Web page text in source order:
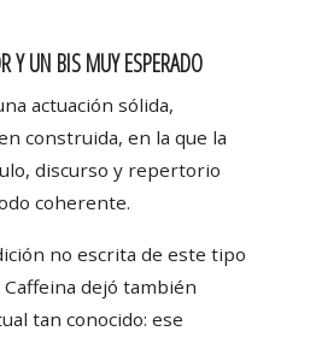
Y UN BIS MUY ESPERADO
actuación sólida,
construida, en la que la
discurso y repertorio
coherente.
no escrita de este tipo
dejó también
tan conocido: ese